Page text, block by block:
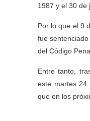
1987 y el 30 de
Por lo que el 9
fue
del Código
Entre tanto,
este martes 24
que en los